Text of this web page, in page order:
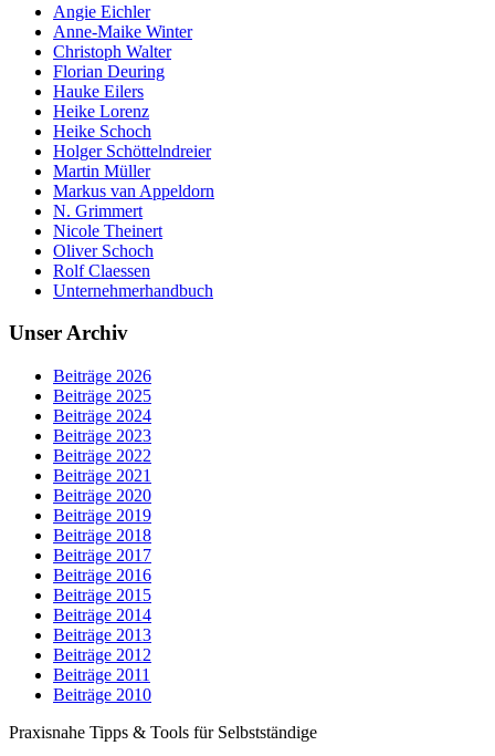
Angie Eichler
Anne-Maike Winter
Christoph Walter
Florian Deuring
Hauke Eilers
Heike Lorenz
Heike Schoch
Holger Schöttelndreier
Martin Müller
Markus van Appeldorn
N. Grimmert
Nicole Theinert
Oliver Schoch
Rolf Claessen
Unternehmerhandbuch
Unser Archiv
Beiträge 2026
Beiträge 2025
Beiträge 2024
Beiträge 2023
Beiträge 2022
Beiträge 2021
Beiträge 2020
Beiträge 2019
Beiträge 2018
Beiträge 2017
Beiträge 2016
Beiträge 2015
Beiträge 2014
Beiträge 2013
Beiträge 2012
Beiträge 2011
Beiträge 2010
Praxisnahe Tipps & Tools für Selbstständige